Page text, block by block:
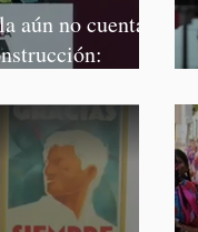
aún no cuenta